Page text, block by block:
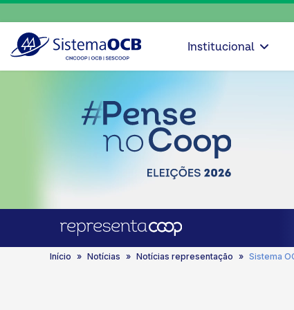
Institucional
Início Notícias Notícias representação Sistema